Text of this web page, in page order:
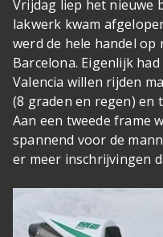
Vrijdag liep het nieuwe
lakwerk kwam
werd de hele handel
Barcelona. Eigenlijk
Valencia willen rijden
(8 graden en regen) en
Aan een tweede frame
spannend voor de
er meer inschrijvingen